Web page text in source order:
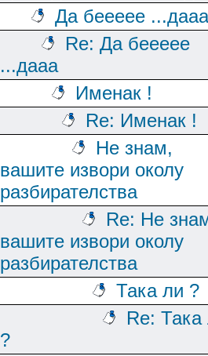
Да беееее ...дааа
Re: Да беееее
...дааа
Именак !
Re: Именак !
Не знам,
вашите извори околу
разбирателства
Re: Не
вашите извори околу
разбирателства
Така ли ?
Re: Така
?